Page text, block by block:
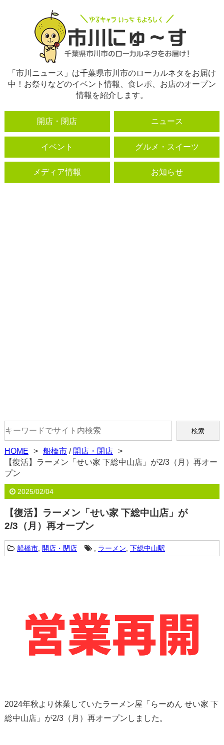
「市川ニュース」は千葉県市川市のローカルネタをお届け
中！お祭りなどのイベント情報、食レポ、お店のオープン
情報を紹介します。
開店・閉店 ニュース
イベント グルメ・スイーツ
メディア情報 お知らせ
HOME 船橋市/ 開店・閉店
【復活】ラーメン「せい家 下総中山店」が2/3（月）再オー
プン
2025/02/04
【復活】ラーメン「せい家 下総中山店」が
2/3（月）再オープン
船橋市, 開店・閉店 , ラーメン 下総中山駅
2024年秋より休業していたラーメン屋「らーめん せい家 下
総中山店」が2/3（月）再オープンしました。